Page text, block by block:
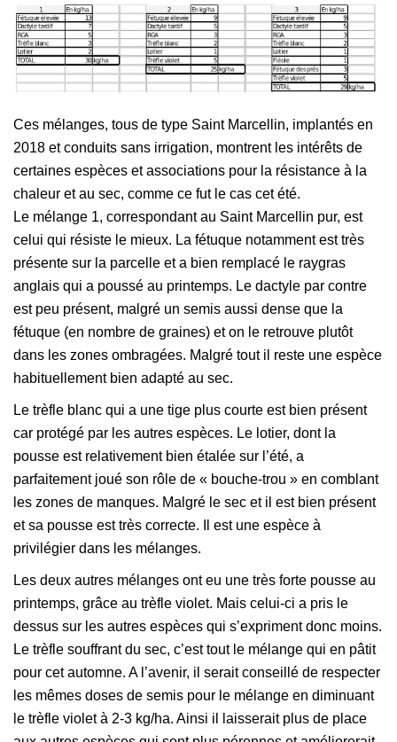
Ces mélanges, tous de type Saint Marcellin, implantés en
2018 et conduits sans irrigation, montrent les intérêts de
certaines espèces et associations pour la résistance à la
chaleur et au sec, comme ce fut le cas cet été.
Le mélange 1, correspondant au Saint Marcellin pur, est
celui qui résiste le mieux. La fétuque notamment est très
présente sur la parcelle et a bien remplacé le raygras
anglais qui a poussé au printemps. Le dactyle par contre
est peu présent, malgré un semis aussi dense que la
fétuque (en nombre de graines) et on le retrouve plutôt
dans les zones ombragées. Malgré tout il reste une espèce
habituellement bien adapté au sec.
Le trèfle blanc qui a une tige plus courte est bien présent
car protégé par les autres espèces. Le lotier, dont la
pousse est relativement bien étalée sur l’été, a
parfaitement joué son rôle de « bouche-trou » en comblant
les zones de manques. Malgré le sec et il est bien présent
et sa pousse est très correcte. Il est une espèce à
privilégier dans les mélanges.
Les deux autres mélanges ont eu une très forte pousse au
printemps, grâce au trèfle violet. Mais celui-ci a pris le
dessus sur les autres espèces qui s’expriment donc moins.
Le trèfle souffrant du sec, c’est tout le mélange qui en pâtit
pour cet automne. A l’avenir, il serait conseillé de respecter
les mêmes doses de semis pour le mélange en diminuant
le trèfle violet à 2-3 kg/ha. Ainsi il laisserait plus de place